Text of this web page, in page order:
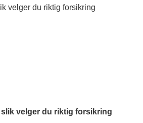
velger du riktig forsikring